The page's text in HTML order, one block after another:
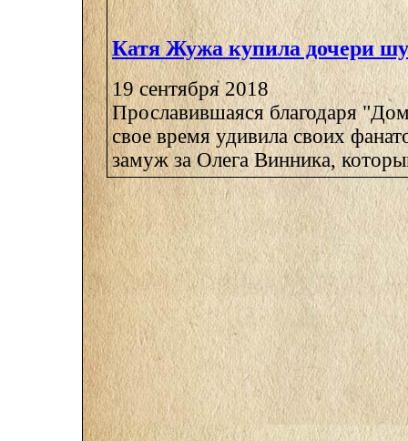
Катя Жужа купила дочери
19 сентября 2018
Прославившаяся благодаря
свое время удивила своих
замуж за Олега Винника,